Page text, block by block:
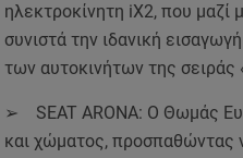
ηλεκτροκίνητη iX2, που μαζί
συνιστά την ιδανική
των αυτοκινήτων της σειράς
➢ SEAT ARONA: Ο Θωμάς
και χώματος, προσπαθώντας